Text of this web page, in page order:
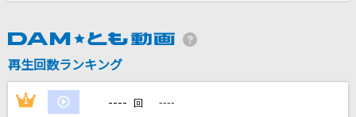
山崎まさよし
再生回数ランキング
1 ---- 回 ----